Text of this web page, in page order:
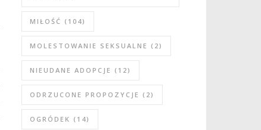
MIŁOŚĆ (104)
MOLESTOWANIE SEKSUALNE (2)
NIEUDANE ADOPCJE (12)
ODRZUCONE PROPOZYCJE (2)
OGRÓDEK (14)